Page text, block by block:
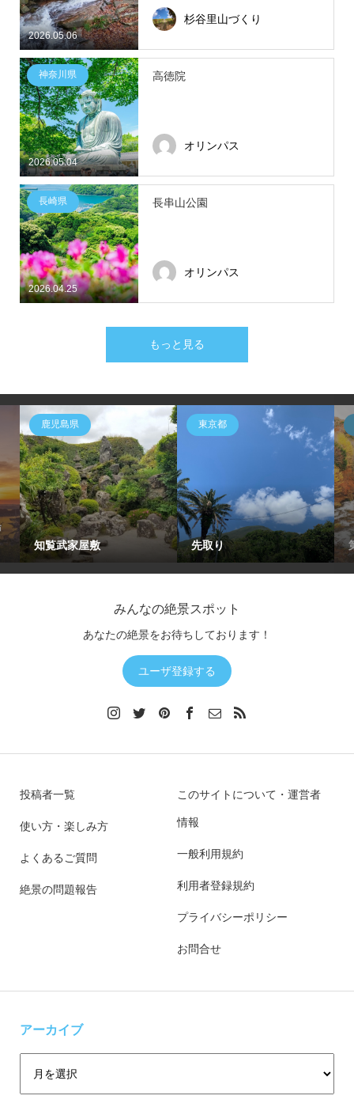
2026.05.06
杉谷里山づくり
2026.05.04
神奈川県 高徳院
オリンパス
2026.04.25
長崎県 長串山公園
オリンパス
もっと見る
鹿児島県
知覧武家屋敷
東京都
先取り
みんなの絶景スポット
あなたの絶景をお待ちしております！
ユーザ登録する
投稿者一覧
使い方・楽しみ方
よくあるご質問
絶景の問題報告
このサイトについて・運営者
情報
一般利用規約
利用者登録規約
プライバシーポリシー
お問合せ
アーカイブ